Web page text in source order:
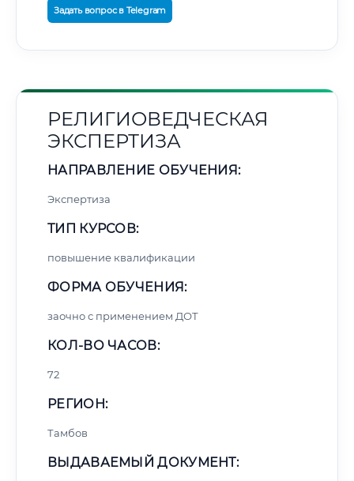
Задать вопрос в Telegram
РЕЛИГИОВЕДЧЕСКАЯ
ЭКСПЕРТИЗА
НАПРАВЛЕНИЕ ОБУЧЕНИЯ:
Экспертиза
ТИП КУРСОВ:
повышение квалификации
ФОРМА ОБУЧЕНИЯ:
заочно с применением ДОТ
КОЛ-ВО ЧАСОВ:
72
РЕГИОН:
Тамбов
ВЫДАВАЕМЫЙ ДОКУМЕНТ: